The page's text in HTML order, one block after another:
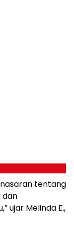
tentang
dan
ujar Melinda E.,